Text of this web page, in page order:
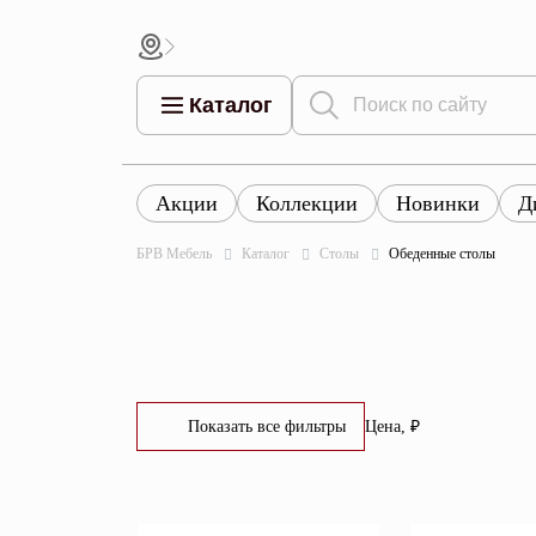
Каталог
Все товары
Комоды
Все
Все товары каталога
Акции Коллекции Новинки
БРВ Мебель Каталог Столы Обеденные столы
Показать все фильтры Цена, ₽